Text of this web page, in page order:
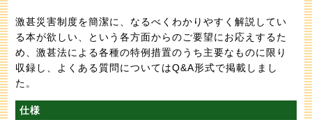
激甚災害制度を簡潔に、なるべくわかりやすく解説してい
る本が欲しい、という各方面からのご要望にお応えするた
め、激甚法による各種の特例措置のうち主要なものに限り
収録し、よくある質問についてはQ&A形式で掲載しまし
た。
仕様